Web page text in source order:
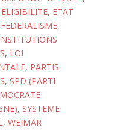
ELIGIBILITE, ETAT
FEDERALISME,
, LOI
, PARTIS
, SPD (PARTI
, SYSTEME
, WEIMAR